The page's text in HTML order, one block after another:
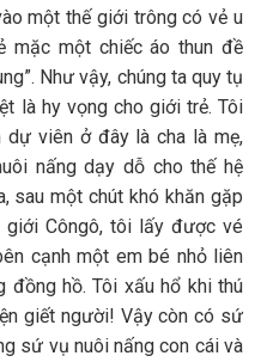
một thế giới trông có vẻ u
mặc một chiếc áo thun đề
Như vậy, chúng ta quy tụ
là hy vọng cho giới trẻ. Tôi
dự viên ở đây là cha là mẹ,
nấng dạy dỗ cho thế hệ
sau một chút khó khăn gặp
giới Côngô, tôi lấy được vé
cạnh một em bé nhỏ liên
đồng hồ. Tôi xấu hổ khi thú
giết người! Vậy còn có sứ
sứ vụ nuôi nấng con cái và